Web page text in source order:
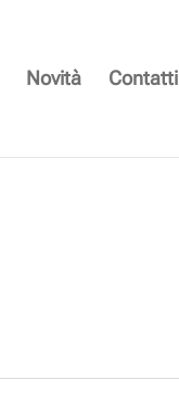
Novità Contatti